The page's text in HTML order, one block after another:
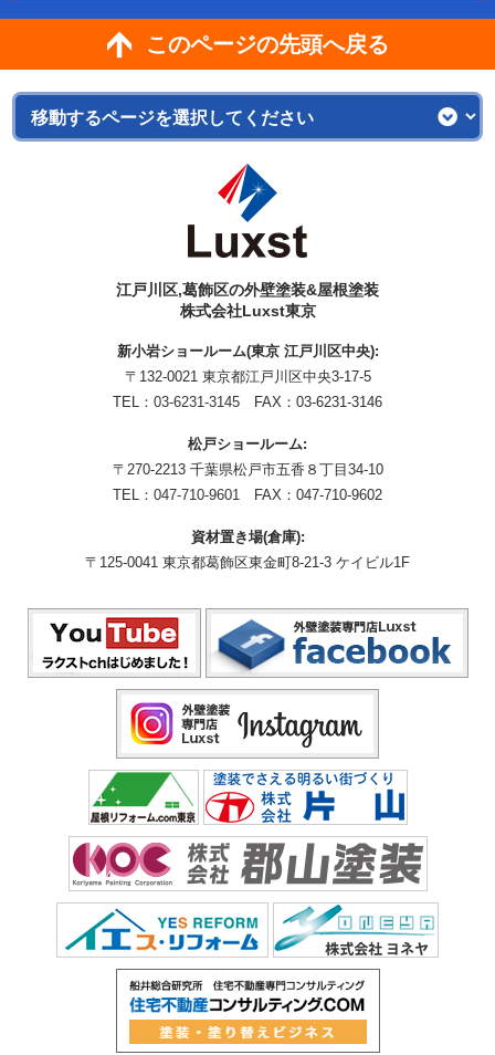
このページの先頭へ戻る
江戸川区,葛飾区の外壁塗装&屋根塗装
株式会社Luxst東京
新小岩ショールーム(東京 江戸川区中央):
〒132-0021 東京都江戸川区中央3-17-5
TEL： 03-6231-3145 FAX：03-6231-3146
松戸ショールーム:
〒270-2213 千葉県松戸市五香８丁目34-10
TEL： 047-710-9601 FAX：047-710-9602
資材置き場(倉庫):
〒125-0041 東京都葛飾区東金町8-21-3 ケイビル1F